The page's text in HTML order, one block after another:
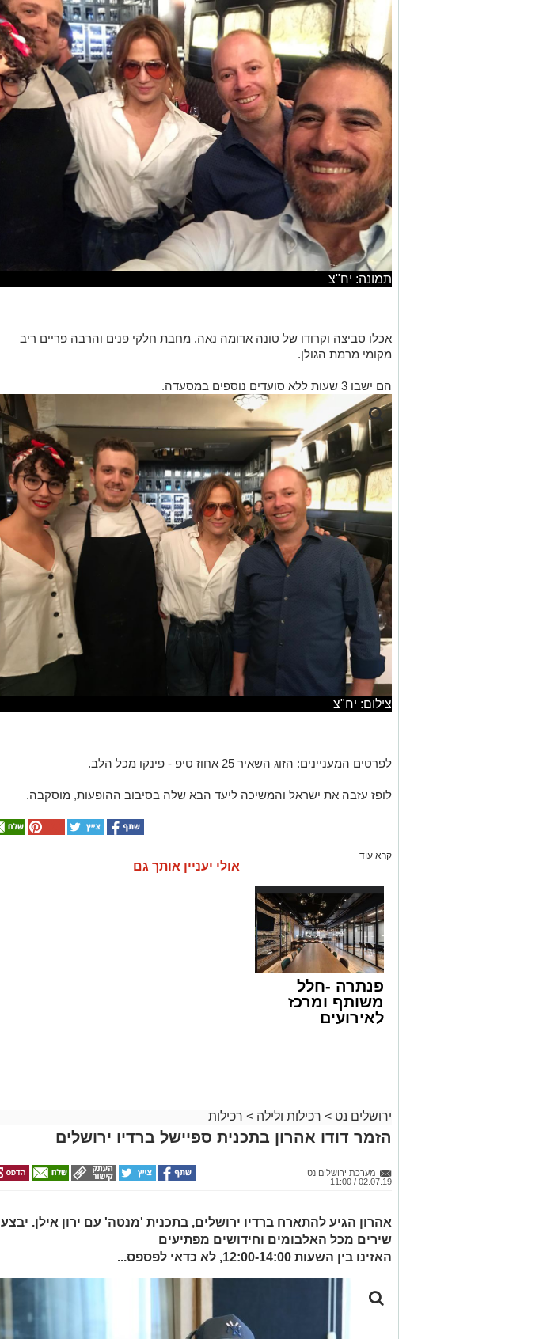
תמונה: יח"צ
אכלו סביצה וקרודו של טונה אדומה נאה. מחבת חלקי פנים והרבה פריים ריב
מקומי מרמת הגולן.
הם ישבו 3 שעות ללא סועדים נוספים במסעדה.
צילום: יח"צ
לפרטים המעניינים: הזוג השאיר 25 אחוז טיפ - פינקו מכל הלב.
לופז עזבה את ישראל והמשיכה ליעד הבא שלה בסיבוב ההופעות, מוסקבה.
קרא עוד
אולי יעניין אותך גם
פנתרה -חלל
משותף ומרכז
לאירועים
ירושלים נט > רכילות ולילה > רכילות
הזמר דודו אהרון בתכנית ספיישל ברדיו ירושלים
מערכת ירושלים נט
02.07.19 / 11:00
אהרון הגיע להתארח ברדיו ירושלים, בתכנית 'מנטה' עם ירון אילן. יבצע
שירים מכל האלבומים וחידושים מפתיעים
האזינו בין השעות 12:00-14:00, לא כדאי לפספס...